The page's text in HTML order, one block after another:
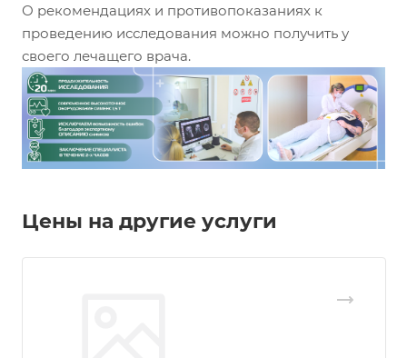
О рекомендациях и противопоказаниях к
проведению исследования можно получить у
своего лечащего врача.
Цены на другие услуги